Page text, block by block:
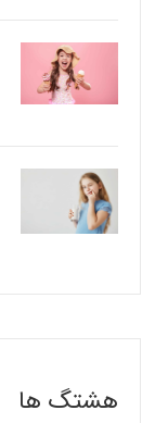
هشتگ ها